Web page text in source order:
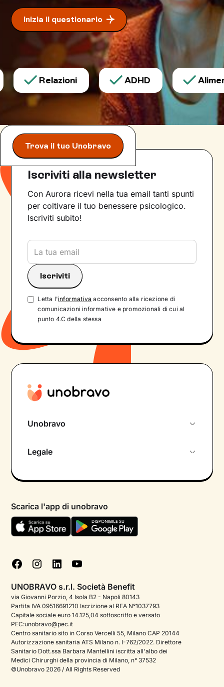
Inizia il questionario
Relazioni ADHD
Trova il tuo Unobravo
Iscriviti alla newsletter
Con Aurora ricevi nella tua email tanti spunti
per coltivare il tuo benessere psicologico.
Iscriviti subito!
Letta l'informativa acconsento alla ricezione di
comunicazioni informative e promozionali di cui al
punto 4.C della stessa
Unobravo
Psicologo in chat
Aiuto urgente
FAQ
Podcast di psicologia
Corporate
Psicologo italiano all'estero
Approfondimenti sulla salute mentale
Sala stampa
Legale
Termini e condizioni
Informativa Privacy
Cookie policy
Gestisci cookie
Scarica l'app di unobravo
UNOBRAVO s.r.l. Società Benefit
via Giovanni Porzio, 4 Isola B2 - Napoli 80143
Partita IVA 09516691210 Iscrizione al REA N°1037793
Capitale sociale euro 14.125,04 sottoscritto e versato
PEC:unobravo@pec.it
Centro sanitario sito in Corso Vercelli 55, Milano CAP 20144
Autorizzazione sanitaria ATS Milano n. I-762/2022. Direttore
Sanitario Dott.ssa Barbara Mantellini iscritta all'albo dei
Medici Chirurghi della provincia di Milano, n° 37532
©Unobravo 2026 / All Rights Reserved